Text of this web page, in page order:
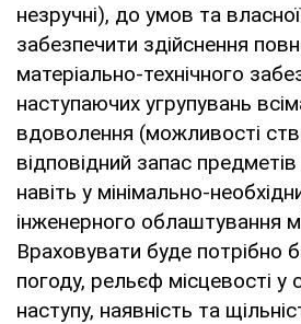
незручні), до умов та
забезпечити здійснення
матеріально-технічного
наступаючих угрупувань
вдоволення (можливості
відповідний запас
навіть у мінімально-
інженерного облаштування
Враховувати буде потрібно
погоду, рельєф місцевості у
наступу, наявність та